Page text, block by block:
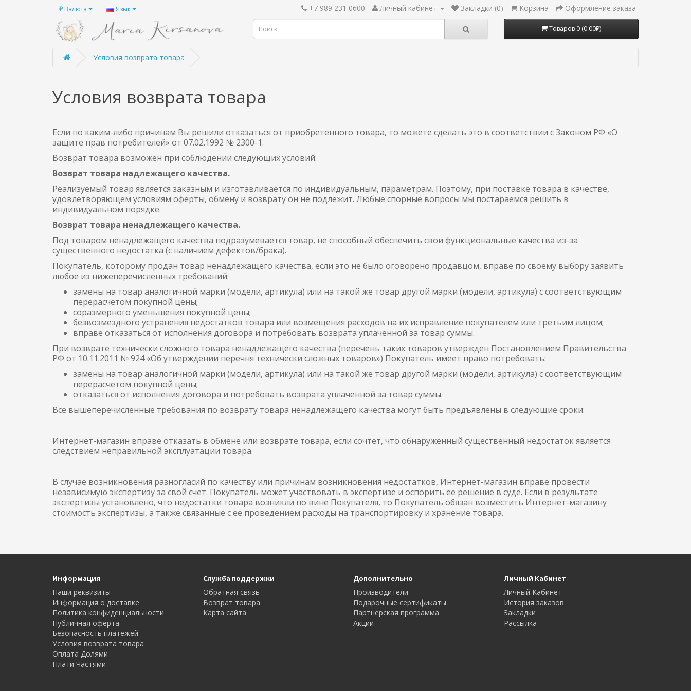
₽ Валюта Язык +7 989 231 0600 Личный кабинет Закладки (0) Корзина Оформление заказа
Товаров 0 (0.00₽)
Условия возврата товара
Условия возврата товара
Если по каким-либо причинам Вы решили отказаться от приобретенного товара, то можете сделать это в соответствии с Законом РФ «О
защите прав потребителей» от 07.02.1992 № 2300-1.
Возврат товара возможен при соблюдении следующих условий:
Возврат товара надлежащего качества.
Реализуемый товар является заказным и изготавливается по индивидуальным, параметрам. Поэтому, при поставке товара в качестве,
удовлетворяющем условиям оферты, обмену и возврату он не подлежит. Любые спорные вопросы мы постараемся решить в
индивидуальном порядке.
Возврат товара ненадлежащего качества.
Под товаром ненадлежащего качества подразумевается товар, не способный обеспечить свои функциональные качества из-за
существенного недостатка (с наличием дефектов/брака).
Покупатель, которому продан товар ненадлежащего качества, если это не было оговорено продавцом, вправе по своему выбору заявить
любое из нижеперечисленных требований:
замены на товар аналогичной марки (модели, артикула) или на такой же товар другой марки (модели, артикула) с соответствующим
перерасчетом покупной цены;
соразмерного уменьшения покупной цены;
безвозмездного устранения недостатков товара или возмещения расходов на их исправление покупателем или третьим лицом;
вправе отказаться от исполнения договора и потребовать возврата уплаченной за товар суммы.
При возврате технически сложного товара ненадлежащего качества (перечень таких товаров утвержден Постановлением Правительства
РФ от 10.11.2011 № 924 «Об утверждении перечня технически сложных товаров») Покупатель имеет право потребовать:
замены на товар аналогичной марки (модели, артикула) или на такой же товар другой марки (модели, артикула) с соответствующим
перерасчетом покупной цены;
отказаться от исполнения договора и потребовать возврата уплаченной за товар суммы.
Все вышеперечисленные требования по возврату товара ненадлежащего качества могут быть предъявлены в следующие сроки:
Интернет-магазин вправе отказать в обмене или возврате товара, если сочтет, что обнаруженный существенный недостаток является
следствием неправильной эксплуатации товара.
В случае возникновения разногласий по качеству или причинам возникновения недостатков, Интернет-магазин вправе провести
независимую экспертизу за свой счет. Покупатель может участвовать в экспертизе и оспорить ее решение в суде. Если в результате
экспертизы установлено, что недостатки товара возникли по вине Покупателя, то Покупатель обязан возместить Интернет-магазину
стоимость экспертизы, а также связанные с ее проведением расходы на транспортировку и хранение товара.
Информация
Наши реквизиты
Информация о доставке
Политика конфиденциальности
Публичная оферта
Безопасность платежей
Условия возврата товара
Оплата Долями
Плати Частями
Служба поддержки
Обратная связь
Возврат товара
Карта сайта
Дополнительно
Производители
Подарочные сертификаты
Партнерская программа
Акции
Личный Кабинет
Личный Кабинет
История заказов
Закладки
Рассылка